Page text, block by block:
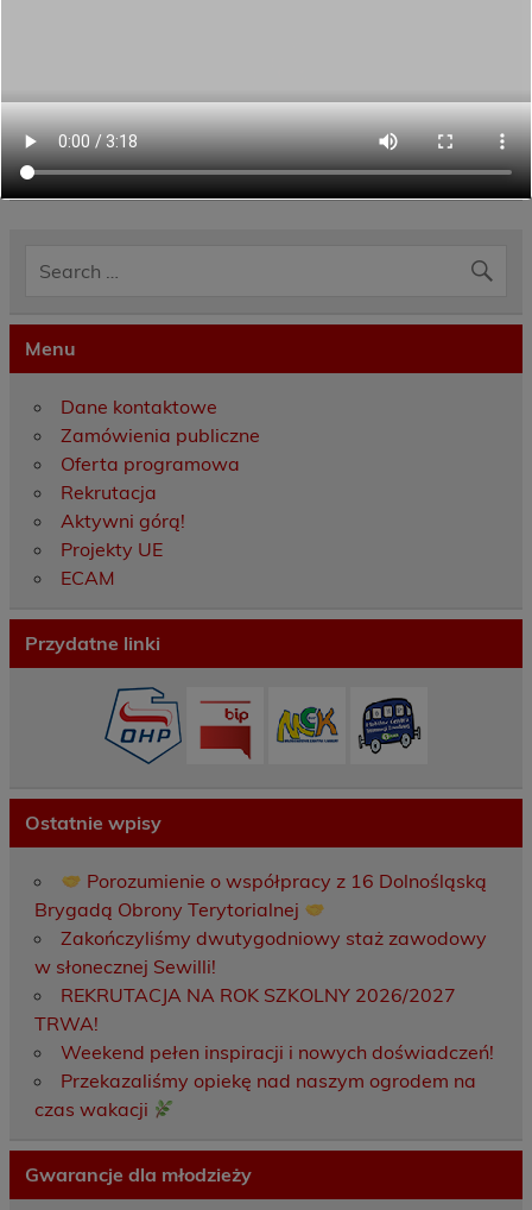
Category:Aktualności
Menu
Dane kontaktowe
Zamówienia publiczne
Oferta programowa
Rekrutacja
Aktywni górą!
Projekty UE
ECAM
Przydatne linki
Ostatnie wpisy
Porozumienie o współpracy z 16 Dolnośląską
Brygadą Obrony Terytorialnej
Zakończyliśmy dwutygodniowy staż zawodowy
w słonecznej Sewilli!
REKRUTACJA NA ROK SZKOLNY 2026/2027
TRWA!
Weekend pełen inspiracji i nowych doświadczeń!
Przekazaliśmy opiekę nad naszym ogrodem na
czas wakacji
Gwarancje dla młodzieży